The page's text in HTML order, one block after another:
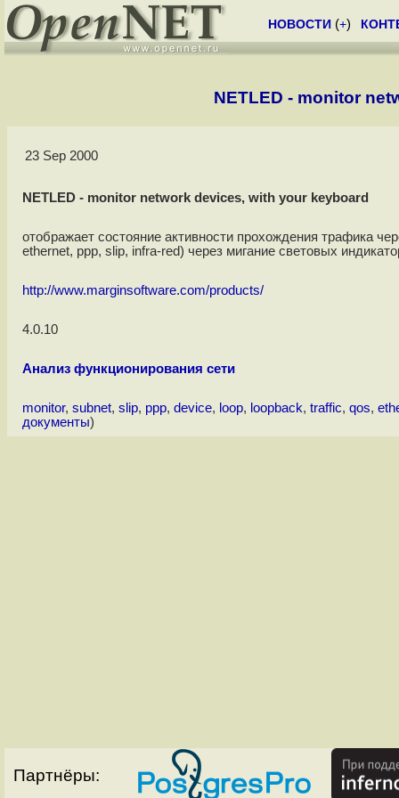
НОВОСТИ (+)
NETLED - monitor
23 Sep 2000
NETLED - monitor network devices, with your keyboard
отображает состояние активности прохождения трафика
ethernet, ppp, slip, infra-red) через мигание световых
http://www.marginsoftware.com/products/
4.0.10
Анализ функционирования сети
monitor, subnet, slip, ppp, device, loop, loopback, traffic, qos,
документы)
Партнёры: